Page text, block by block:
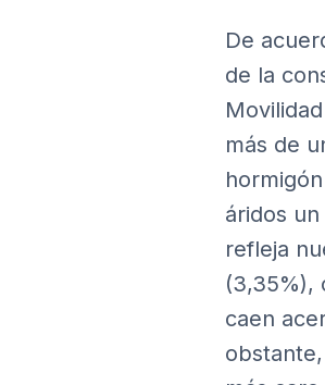
De
de la
más de
áridos
refleja
(3,35%),
caen